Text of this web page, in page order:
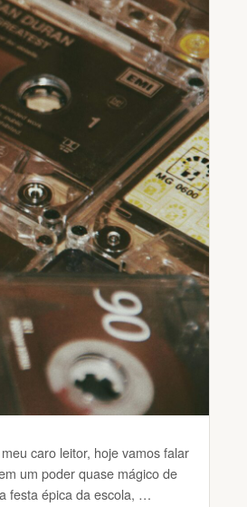
caro leitor, hoje vamos falar
um poder quase mágico de
festa épica da escola, …